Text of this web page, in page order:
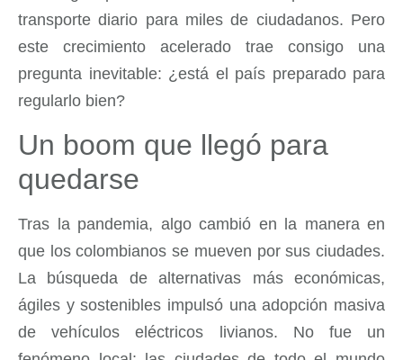
transporte diario para miles de ciudadanos. Pero
este crecimiento acelerado trae consigo una
pregunta inevitable: ¿está el país preparado para
regularlo bien?
Un boom que llegó para
quedarse
Tras la pandemia, algo cambió en la manera en
que los colombianos se mueven por sus ciudades.
La búsqueda de alternativas más económicas,
ágiles y sostenibles impulsó una adopción masiva
de vehículos eléctricos livianos. No fue un